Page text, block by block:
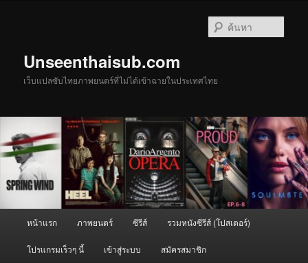
Unseenthaisub.com
เว็บแปลซับไทยภาพยนตร์ที่ไม่ได้เข้าฉายในประเทศไทย
หน้าแรก ภาพยนตร์ ซีรีส์ รวมหนังซีรีส์ (โปสเตอร์)
โปรแกรมเร็วๆ นี้ เข้าสู่ระบบ สมัครสมาชิก